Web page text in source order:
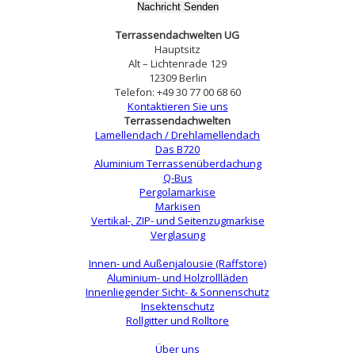
Terrassendachwelten UG
Hauptsitz
Alt – Lichtenrade 129
12309 Berlin
Telefon: +49 30 77 00 68 60
Kontaktieren Sie uns
Terrassendachwelten
Lamellendach / Drehlamellendach
Das B720
Aluminium Terrassenüberdachung
Q-Bus
Pergolamarkise
Markisen
Vertikal-, ZIP- und Seitenzugmarkise
Verglasung
Innen- und Außenjalousie (Raffstore)
Aluminium- und Holzrollläden
Innenliegender Sicht- & Sonnenschutz
Insektenschutz
Rollgitter und Rolltore
Über uns